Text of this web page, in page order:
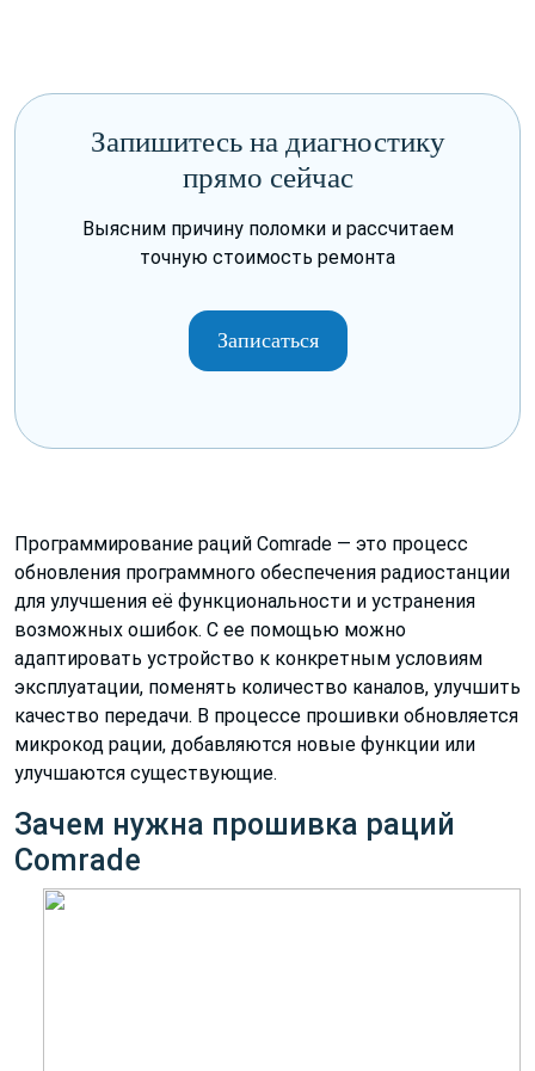
Запишитесь на диагностику
прямо сейчас
Выясним причину поломки и рассчитаем
точную стоимость ремонта
Записаться
Программирование раций Comrade — это процесс
обновления программного обеспечения радиостанции
для улучшения её функциональности и устранения
возможных ошибок. С ее помощью можно
адаптировать устройство к конкретным условиям
эксплуатации, поменять количество каналов, улучшить
качество передачи. В процессе прошивки обновляется
микрокод рации, добавляются новые функции или
улучшаются существующие.
Зачем нужна прошивка раций
Comrade